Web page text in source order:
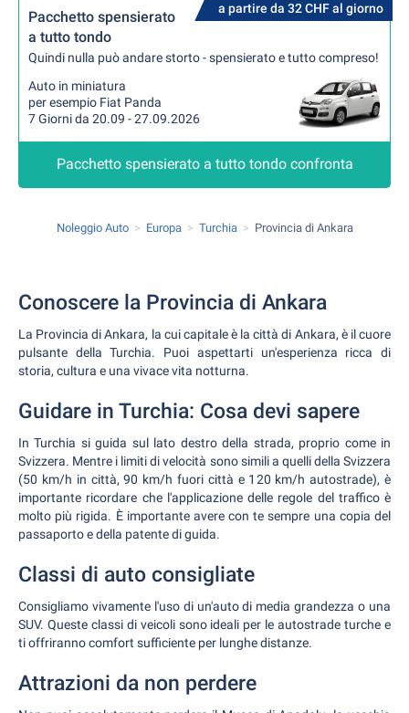
a partire da 32 CHF al giorno
Pacchetto spensierato
a tutto tondo
Quindi nulla può andare storto - spensierato e tutto compreso!
Auto in miniatura
per esempio Fiat Panda
7 Giorni da 20.09 - 27.09.2026
Pacchetto spensierato a tutto tondo confronta
Noleggio Auto Europa Turchia Provincia di Ankara
Conoscere la Provincia di Ankara
La Provincia di Ankara, la cui capitale è la città di Ankara, è il cuore
pulsante della Turchia. Puoi aspettarti un'esperienza ricca di
storia, cultura e una vivace vita notturna.
Guidare in Turchia: Cosa devi sapere
In Turchia si guida sul lato destro della strada, proprio come in
Svizzera. Mentre i limiti di velocità sono simili a quelli della Svizzera
(50 km/h in città, 90 km/h fuori città e 120 km/h autostrade), è
importante ricordare che l'applicazione delle regole del traffico è
molto più rigida. È importante avere con te sempre una copia del
passaporto e della patente di guida.
Classi di auto consigliate
Consigliamo vivamente l'uso di un'auto di media grandezza o una
SUV. Queste classi di veicoli sono ideali per le autostrade turche e
ti offriranno comfort sufficiente per lunghe distanze.
Attrazioni da non perdere